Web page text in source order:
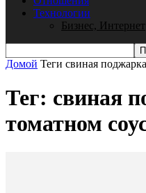
Технологии
Бизнес, Интернет
Домой Теги свиная
Тег: свиная
томатном